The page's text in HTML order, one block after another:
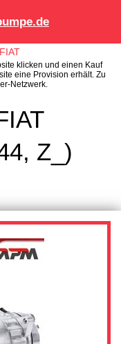
FIAT
klicken und einen Kauf
eine Provision erhält. Zu
Netzwerk.
Z_)